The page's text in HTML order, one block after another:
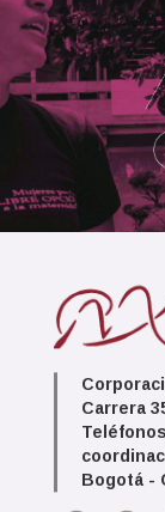
Carrera
Bogotá -